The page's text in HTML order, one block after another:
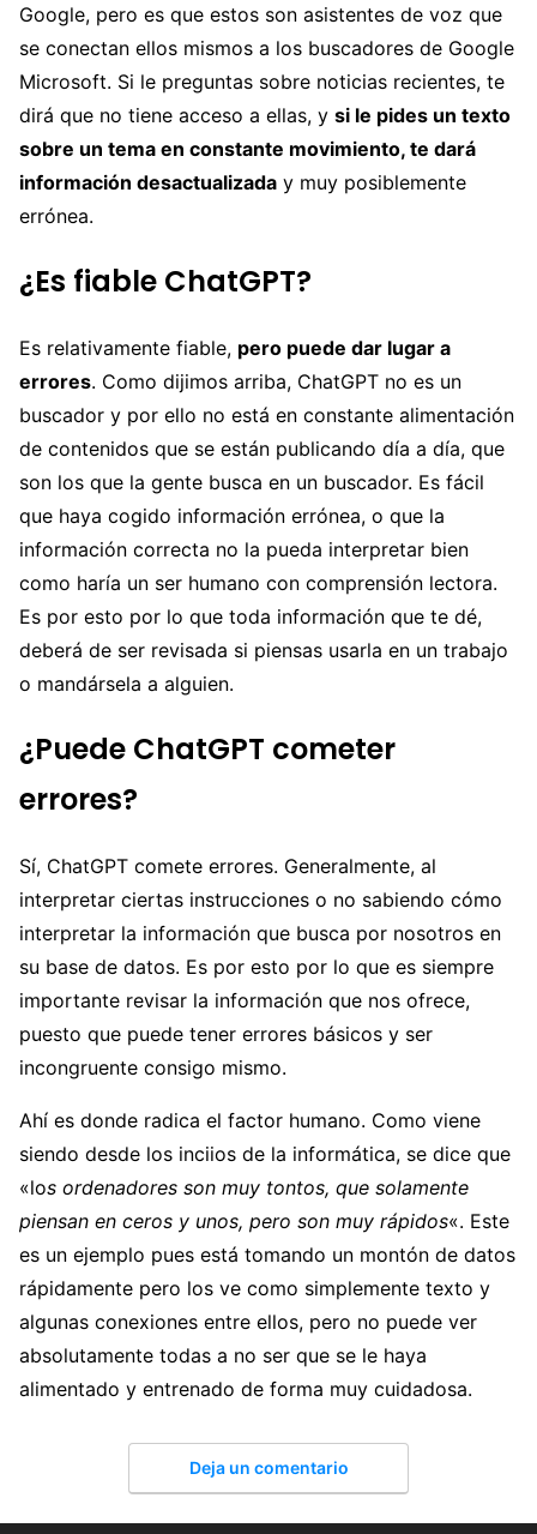
Google, pero es que estos son asistentes de voz que
se conectan ellos mismos a los buscadores de Google
Microsoft. Si le preguntas sobre noticias recientes, te
dirá que no tiene acceso a ellas, y si le pides un texto
sobre un tema en constante movimiento, te dará
información desactualizada y muy posiblemente
errónea.
¿Es fiable ChatGPT?
Es relativamente fiable, pero puede dar lugar a
errores. Como dijimos arriba, ChatGPT no es un
buscador y por ello no está en constante alimentación
de contenidos que se están publicando día a día, que
son los que la gente busca en un buscador. Es fácil
que haya cogido información errónea, o que la
información correcta no la pueda interpretar bien
como haría un ser humano con comprensión lectora.
Es por esto por lo que toda información que te dé,
deberá de ser revisada si piensas usarla en un trabajo
o mandársela a alguien.
¿Puede ChatGPT cometer
errores?
Sí, ChatGPT comete errores. Generalmente, al
interpretar ciertas instrucciones o no sabiendo cómo
interpretar la información que busca por nosotros en
su base de datos. Es por esto por lo que es siempre
importante revisar la información que nos ofrece,
puesto que puede tener errores básicos y ser
incongruente consigo mismo.
Ahí es donde radica el factor humano. Como viene
siendo desde los inciios de la informática, se dice que
«los ordenadores son muy tontos, que solamente
piensan en ceros y unos, pero son muy rápidos«. Este
es un ejemplo pues está tomando un montón de datos
rápidamente pero los ve como simplemente texto y
algunas conexiones entre ellos, pero no puede ver
absolutamente todas a no ser que se le haya
alimentado y entrenado de forma muy cuidadosa.
Deja un comentario